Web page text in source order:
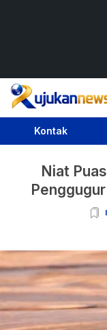
Rujukan News
Satu Rujukan
Kontak
Niat